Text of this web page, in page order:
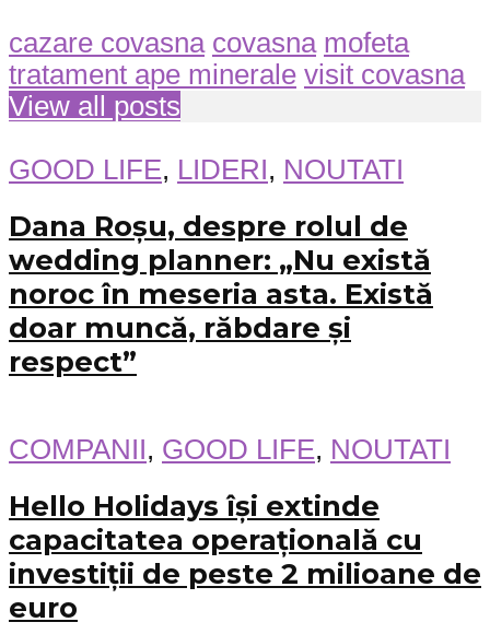
cazare covasna covasna mofeta
tratament ape minerale visit covasna
View all posts
GOOD LIFE, LIDERI, NOUTATI
Dana Roșu, despre rolul de
wedding planner: „Nu există
noroc în meseria asta. Există
doar muncă, răbdare și
respect”
COMPANII, GOOD LIFE, NOUTATI
Hello Holidays își extinde
capacitatea operațională cu
investiții de peste 2 milioane de
euro